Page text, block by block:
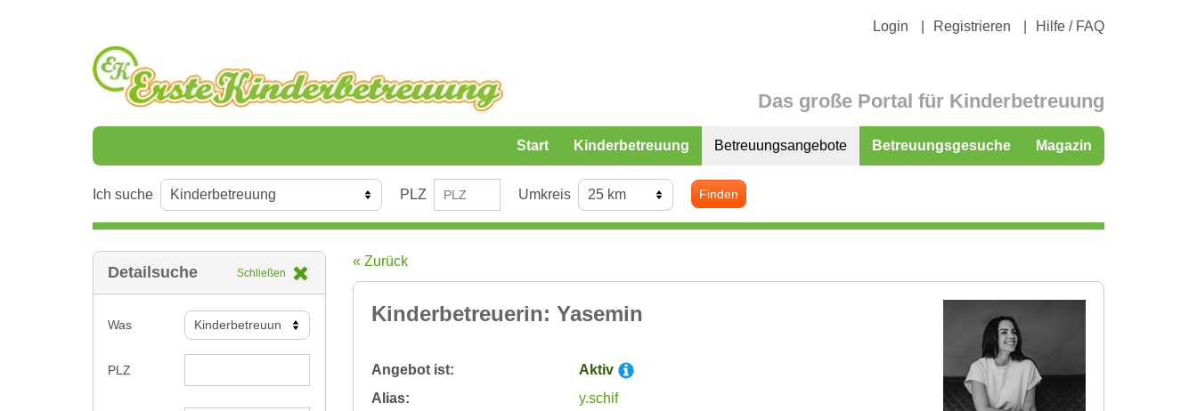
Login Registrieren Hilfe / FAQ
Das große Portal für Kinderbetreuung
Start Kinderbetreuung Betreuungsangebote Betreuungsgesuche Magazin
Ich suche PLZ Umkreis Finden
Detailsuche Schließen
Was
PLZ
« Zurück
Kinderbetreuerin: Yasemin
Angebot ist:
Aktiv
Alias:
y.schif